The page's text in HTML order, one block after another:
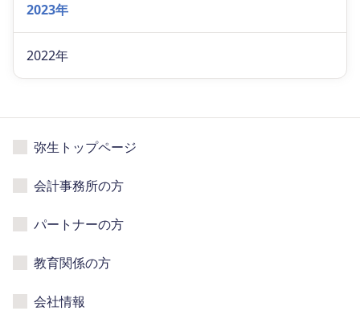
2023年
2022年
弥生トップページ
会計事務所の方
パートナーの方
教育関係の方
会社情報